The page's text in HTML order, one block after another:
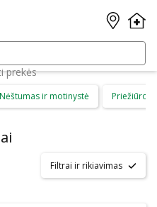
prekės
Nėštumas ir motinystė Priežiūros
Filtrai ir rikiavimas